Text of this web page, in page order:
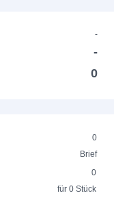
-
-
0
0
Brief
0
für 0 Stück